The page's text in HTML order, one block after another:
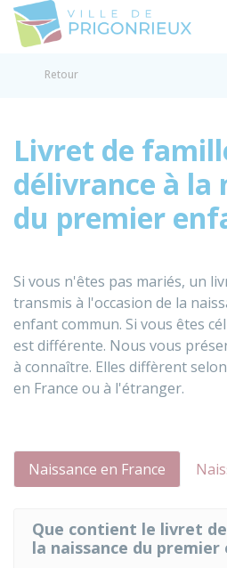
Retour
Livret de
délivrance à la
du premier
Si vous n'êtes pas mariés, un
transmis à l'occasion de la
enfant commun. Si vous êtes
est différente. Nous vous
à connaître. Elles diffèrent
en France ou à l'étranger.
Naissance en France
Que contient le livret
la naissance du premier